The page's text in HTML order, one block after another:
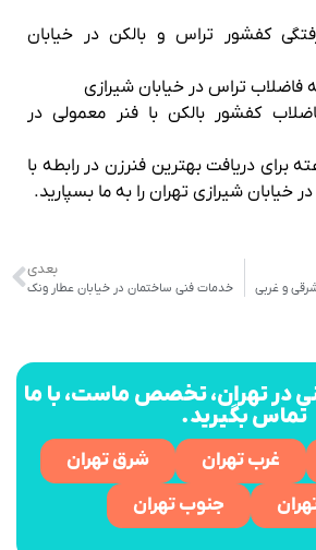
کفشور تراس و بالکن در خیابان
فاضلاب تراس در خیابان شیرازی
کفشور بالکن با فنر معمولی در
برای دریافت بهترین فنرزن در رابطه با
خیابان شیرازی تهران را به ما بسپارید.
و غربی
بعدی
خدمات فنی ساختمان در خیابان عطار ونک
در تهران، تخصص ماست، با ما
تماس بگیرید.
غرب تهران
شرق تهران
جنوب تهران